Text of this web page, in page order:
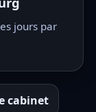
jours par
cabinet